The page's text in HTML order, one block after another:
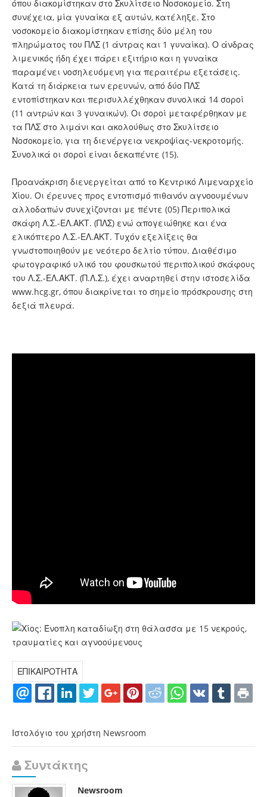
όπου διακομίστηκαν στο Σκυλίτσειο Νοσοκομείο. Στη
συνέχεια, μία γυναίκα εξ αυτών, κατέληξε. Στο
νοσοκομείο διακομίστηκαν επίσης δύο μέλη του
πληρώματος του ΠΛΣ (1 άντρας και 1 γυναίκα). Ο άνδρας
λιμενικός ήδη έχει πάρει εξιτήριο και η γυναίκα
παραμένει νοσηλευόμενη για περαιτέρω εξετάσεις.
Κατά τη διάρκεια των ερευνών, από δύο ΠΛΣ
εντοπίστηκαν και περισυλλέχθηκαν συνολικά 14 σοροί
(11 αντρών και 3 γυναικών). Οι σοροί μεταφέρθηκαν με
τα ΠΛΣ στο λιμάνι και ακολούθως στο Σκυλίτσειο
Νοσοκομείο, για τη διενέργεια νεκροψίας-νεκροτομής.
Συνολικά οι σοροί είναι δεκαπέντε (15).
Προανάκριση διενεργείται από το Κεντρικό Λιμεναρχείο
Χίου. Οι έρευνες προς εντοπισμό πιθανόν αγνοουμένων
αλλοδαπών συνεχίζονται με πέντε (05) Περιπολικά
σκάφη Λ.Σ.-ΕΛ.ΑΚΤ. (ΠΛΣ) ενώ απογειώθηκε και ένα
ελικόπτερο Λ.Σ.-ΕΛ.ΑΚΤ. Τυχόν εξελίξεις θα
γνωστοποιηθούν με νεότερο δελτίο τύπου. Διαθέσιμο
φωτογραφικό υλικό του φουσκωτού περιπολικού σκάφους
του Λ.Σ.-ΕΛ.ΑΚΤ. (Π.Λ.Σ.), έχει αναρτηθεί στην ιστοσελίδα
www.hcg.gr, όπου διακρίνεται το σημείο πρόσκρουσης στη
δεξιά πλευρά.
ΕΠΙΚΑΙΡΟΤΗΤΑ
Ιστολόγιο του χρήστη Newsroom
Συντάκτης
Newsroom